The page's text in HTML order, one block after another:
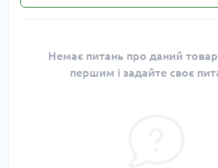
Немає питань про даний
першим і задайте своє